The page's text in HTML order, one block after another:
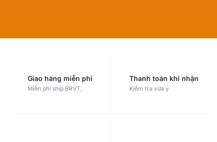
Giao hàng miễn phí
Miễn phí ship BRVT,
Thanh toán khi nhận
Kiểm tra vừa ý